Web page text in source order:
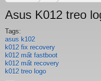
Asus K012 treo
Tags:
asus k102
k012 fix recovery
k012 mất fastboot
k012 mất recovery
k012 treo logo